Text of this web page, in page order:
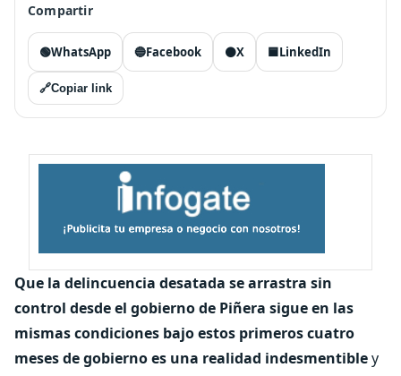
Compartir
🟢WhatsApp 🔵Facebook ⚫X 🟦LinkedIn
🔗Copiar link
Que la delincuencia desatada se arrastra sin
control desde el gobierno de Piñera sigue en las
mismas condiciones bajo estos primeros cuatro
meses de gobierno es una realidad indesmentibley